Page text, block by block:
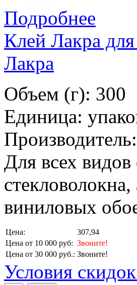
Подробнее
Клей Лакра
Лакра
Объем (г): 300
Единица:
Для всех видов
виниловых
Цена:
307,94
Цена от 10 000 руб: Звоните!
Цена от 30 000 руб.: Звоните!
Условия